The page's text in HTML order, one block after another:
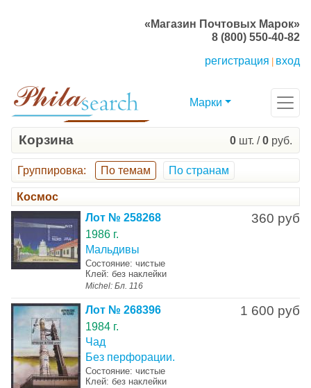
«Магазин Почтовых Марок»
8 (800) 550-40-82
регистрация
вход
Марки
Корзина 0 шт. /0 руб.
Группировка: По темам По странам
Космос
360 руб
Лот № 258268
1986 г.
Мальдивы
Состояние: чистые
Клей: без наклейки
Michel: Бл. 116
1 600 руб
Лот № 268396
1984 г.
Чад
Без перфорации.
Состояние: чистые
Клей: без наклейки